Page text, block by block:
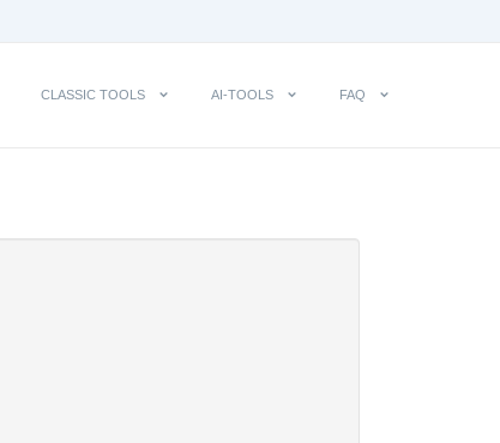
CLASSIC TOOLS AI-TOOLS FAQ